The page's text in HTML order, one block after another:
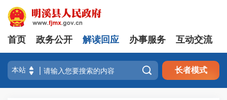
首页 政务公开 解读回应 办事服务 互动交流
 长者模式